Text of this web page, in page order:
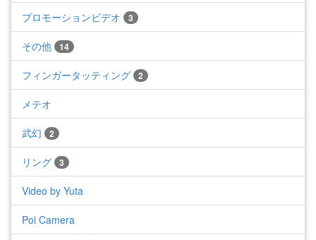
プロモーションビデオ 3
その他 14
フィンガータッティング 2
メテオ
武幻 2
リング 3
Video by Yuta
Poi Camera